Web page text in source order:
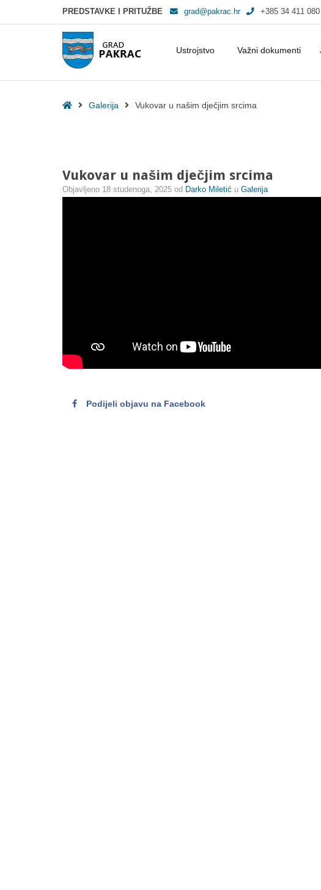
PREDSTAVKE I PRITUŽBE grad@pakrac.hr +385 34 411 080
Ustrojstvo Važni dokumenti
HomeGalerija Vukovar u našim dječjim srcima
Vukovar u našim dječjim srcima
Objavljeno 18 studenoga, 2025 od Darko Miletić u Galerija
Podijeli objavu na Facebook